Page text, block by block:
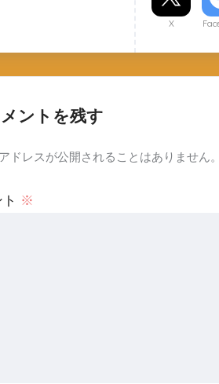
X
ントを残す
ドレスが公開されることはありません
※